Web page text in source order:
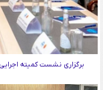
برگزاری نشست کمیته